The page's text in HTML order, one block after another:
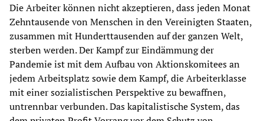
Die Arbeiter können nicht akzeptieren, dass jeden Monat
Zehntausende von Menschen in den Vereinigten Staaten,
zusammen mit Hunderttausenden auf der ganzen Welt,
sterben werden. Der Kampf zur Eindämmung der
Pandemie ist mit dem Aufbau von Aktionskomitees an
jedem Arbeitsplatz sowie dem Kampf, die Arbeiterklasse
mit einer sozialistischen Perspektive zu bewaffnen,
untrennbar verbunden. Das kapitalistische System, das